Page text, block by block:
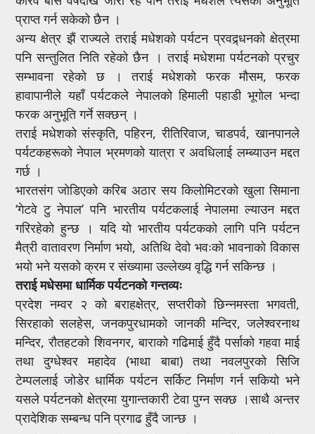
प्राप्त गर्न सकेको छैन ।
अन्य क्षेत्र झैं राज्यले तराई मधेशको पर्यटन प्रवद्र्धनको क्षेत्रमा
पनि सन्तुलित निति रहेको छैन । तराई मधेशमा पर्यटनको प्रचुर
सम्भावना रहेको छ । तराई मधेशको फरक मौसम, फरक
हावापानीले यहाँ पर्यटकले नेपालको हिमाली पहाडी भूगोल भन्दा
फरक अनुभूति गर्ने सक्छन् ।
तराई मधेशको संस्कृति, पहिरन, रीतिरिवाज, चाडपर्व, खानपानले
पर्यटकहरूको नेपाल भ्रमणको यात्रा र अवधिलाई लम्ब्याउन मद्दत
गर्छ ।
भारतसंग जोडिएको करिब अठार सय किलोमिटरको खुला सिमाना
‘गेटवे टु नेपाल’ पनि भारतीय पर्यटकलाई नेपालमा ल्याउन मद्दत
गरिरहेको हुन्छ । यदि यो भारतीय पर्यटकको लागि पनि पर्यटन
मैत्री वातावरण निर्माण भयो, अतिथि देवो भवःको भावनाको विकास
भयो भने यसको क्रम र संख्यामा उल्लेख्य वृद्धि गर्न सकिन्छ ।
तराई मधेसमा धार्मिक पर्यटनको गन्तव्यः
प्रदेश नम्वर २ को बराहक्षेत्र, सप्तरीको छिन्नमस्ता भगवती,
सिरहाको सलहेस, जनकपुरधामको जानकी मन्दिर, जलेश्वरनाथ
मन्दिर, रौतहटको शिवनगर, बाराको गढिमाई हुँदै पर्साको गहवा माई
तथा दुग्धेश्वर महादेव (भाथा बाबा) तथा नवलपुरको सिजि
टेम्पललाई जोडेर धार्मिक पर्यटन सर्किट निर्माण गर्न सकियो भने
यसले पर्यटनको क्षेत्रमा युगान्तकारी टेवा पुग्न सक्छ ।साथै अन्तर
प्रादेशिक सम्बन्ध पनि प्रगाढ हुँदै जान्छ ।